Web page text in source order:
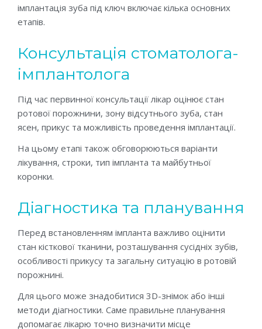
імплантація зуба під ключ включає кілька основних
етапів.
Консультація стоматолога-
імплантолога
Під час первинної консультації лікар оцінює стан
ротової порожнини, зону відсутнього зуба, стан
ясен, прикус та можливість проведення імплантації.
На цьому етапі також обговорюються варіанти
лікування, строки, тип імпланта та майбутньої
коронки.
Діагностика та планування
Перед встановленням імпланта важливо оцінити
стан кісткової тканини, розташування сусідніх зубів,
особливості прикусу та загальну ситуацію в ротовій
порожнині.
Для цього може знадобитися 3D-знімок або інші
методи діагностики. Саме правильне планування
допомагає лікарю точно визначити місце